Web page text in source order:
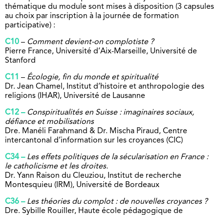
thématique du module sont mises à disposition (3 capsules
au choix par inscription à la journée de formation
participative) :
C10 – Comment devient-on complotiste ?
Pierre France, Université d’Aix-Marseille, Université de
Stanford
C11 – Écologie, fin du monde et spiritualité
Dr. Jean Chamel, Institut d’histoire et anthropologie des
religions (IHAR), Université de Lausanne
C12 – Conspiritualités en Suisse : imaginaires sociaux,
défiance et mobilisations
Dre. Manéli Farahmand & Dr. Mischa Piraud, Centre
intercantonal d’information sur les croyances (CIC)
C34 – Les effets politiques de la sécularisation en France :
le catholicisme et les droites.
Dr. Yann Raison du Cleuziou, Institut de recherche
Montesquieu (IRM), Université de Bordeaux
C36 – Les théories du complot : de nouvelles croyances ?
Dre. Sybille Rouiller, Haute école pédagogique de